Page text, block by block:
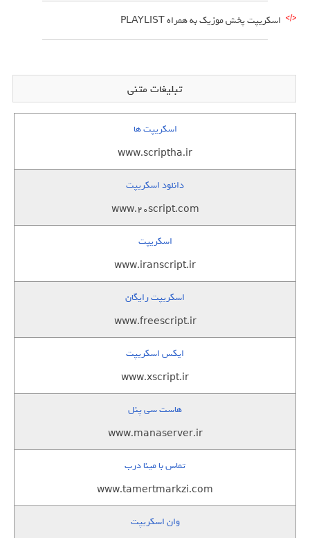
اسکریپت پخش موزیک به همراه PLAYLIST
تبلیغات متنی
اسکریپت ها
www.scriptha.ir
دانلود اسکریپت
www.20script.com
اسکریپت
www.iranscript.ir
اسکریپت رایگان
www.freescript.ir
ایکس اسکریپت
www.xscript.ir
هاست سی پنل
www.manaserver.ir
تماس با مینا درب
www.tamertmarkzi.com
وان اسکریپت